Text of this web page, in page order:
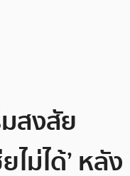
มสงสัย
ไม่ได้’ หลัง